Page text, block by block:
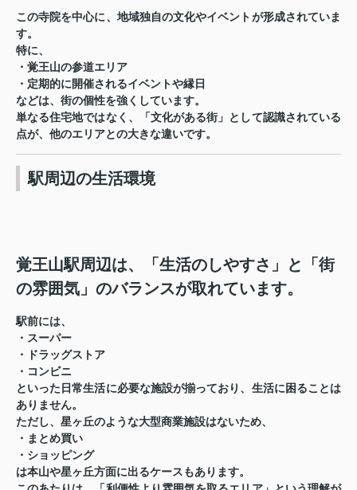
この寺院を中心に、地域独自の文化やイベントが形成されていま
す。
特に、
・覚王山の参道エリア
・定期的に開催されるイベントや縁日
などは、街の個性を強くしています。
単なる住宅地ではなく、「文化がある街」として認識されている
点が、他のエリアとの大きな違いです。
駅周辺の生活環境
覚王山駅周辺は、「生活のしやすさ」と「街
の雰囲気」のバランスが取れています。
駅前には、
・スーパー
・ドラッグストア
・コンビニ
といった日常生活に必要な施設が揃っており、生活に困ることは
ありません。
ただし、星ヶ丘のような大型商業施設はないため、
・まとめ買い
・ショッピング
は本山や星ヶ丘方面に出るケースもあります。